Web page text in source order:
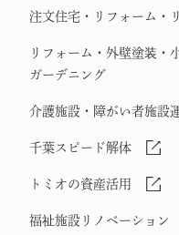
注文住宅・リフォーム・
リフォーム・外壁塗装・
ガーデニング
介護施設・障がい者施設
千葉スピード解体
トミオの資産活用
福祉施設リノベーション